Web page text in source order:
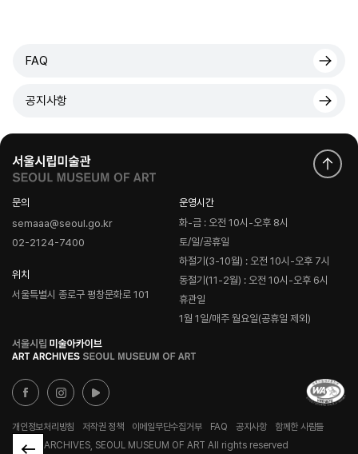
FAQ
공지사항
문의
semaaa@seoul.go.kr
02-2124-7400
위치
서울특별시 종로구 평창문화로 101
운영시간
화-금 : 오전 10시-오후 8시
토/일/공휴일
하절기(3-10월) : 오전 10시-오후 7시
동절기(11-2월) : 오전 10시-오후 6시
휴관일
1월 1일/매주 월요일(공휴일 제외)
로
고
개인정보처리방침 저작권 정책 이메일무단수집거부 FAQ 공지사항
함께한 사람들
© ART ARCHIVES, SEOUL MUSEUM OF ART All rights reserved